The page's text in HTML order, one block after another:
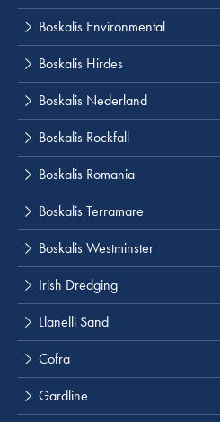
Boskalis Environmental
Boskalis Hirdes
Boskalis Nederland
Boskalis Rockfall
Boskalis Romania
Boskalis Terramare
Boskalis Westminster
Irish Dredging
Llanelli Sand
Cofra
Gardline